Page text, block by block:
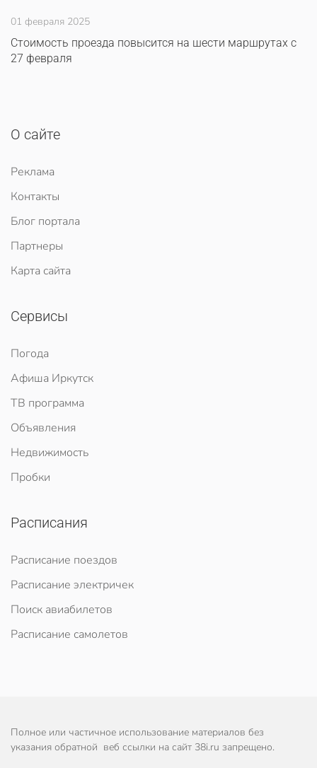
01 февраля 2025
Стоимость проезда повысится на шести маршрутах с
27 февраля
О сайте
Реклама
Контакты
Блог портала
Партнеры
Карта сайта
Сервисы
Погода
Афиша Иркутск
ТВ программа
Объявления
Недвижимость
Пробки
Расписания
Расписание поездов
Расписание электричек
Поиск авиабилетов
Расписание самолетов
Полное или частичное использование материалов без
указания обратной веб ссылки на сайт 38i.ru запрещено.